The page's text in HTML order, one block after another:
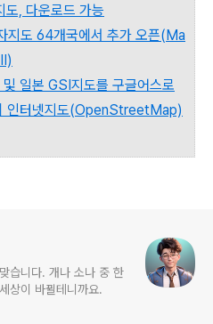
, 다운로드 가능
도 64개국에서 추가 오픈(Ma
일본 GSI지도를 구글어스로
터넷지도(OpenStreetMap)
습니다. 개나 소나 중 한
상이 바뀔테니까요.